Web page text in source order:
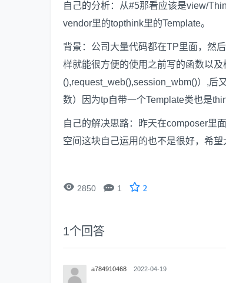
自己的分析：从#5那看应该是view/
vendor里的topthink里的Template。
背景：公司大量代码都在TP里面，然
样就能很方便的使用之前写的函数以
(),request_web(),session_wbm()）,后
数）因为tp自带一个Template类也是
自己的解决思路：昨天在composer里
空间这块自己运用的也不是很好，希望
 2850  1 2
1个回答
a784910468 2022-04-19